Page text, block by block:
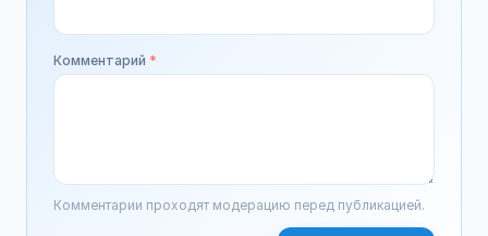
Комментарий *
Комментарии проходят модерацию перед публикацией.